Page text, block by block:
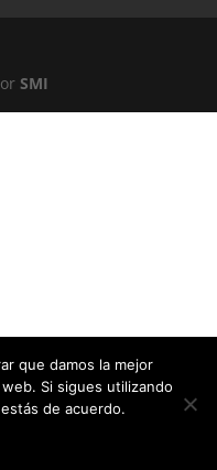
SMI
que damos la mejor
Si sigues utilizando
de acuerdo.